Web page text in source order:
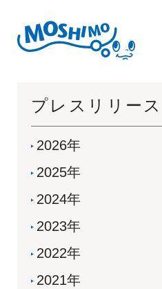
プレスリリース
2026年
2025年
2024年
2023年
2022年
2021年